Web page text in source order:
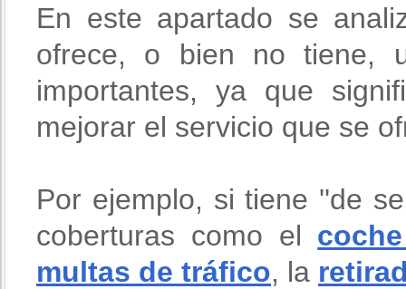
En este apartado se
ofrece, o bien no tiene,
importantes, ya que
mejorar el servicio que se
Por ejemplo, si tiene ''de
coberturas como el
multas de tráfico, la